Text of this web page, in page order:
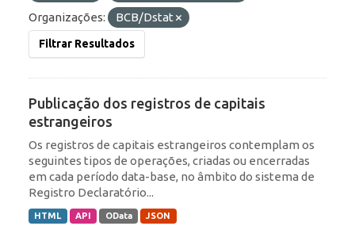
Organizações:
BCB/Dstat
Filtrar Resultados
Publicação dos registros de capitais
estrangeiros
Os registros de capitais estrangeiros contemplam os
seguintes tipos de operações, criadas ou encerradas
em cada período data-base, no âmbito do sistema de
Registro Declaratório...
HTML API OData JSON